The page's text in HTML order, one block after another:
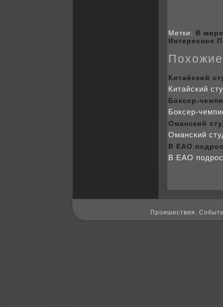
Метки: В мире
Интересное
Китайский
Китайский
Боксер-
Боксер-
Оманский
Оманский
В ЕАО
В ЕАО
Пpoишествия.